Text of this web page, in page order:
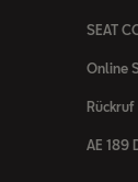
SEAT
Online
Rückruf
AE 189